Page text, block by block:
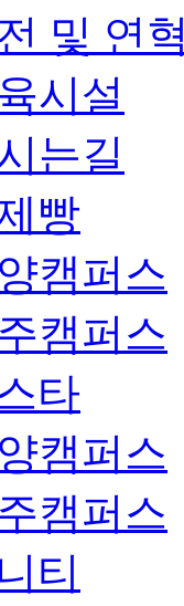
및 연혁
시설
는길
빵
캠퍼스
캠퍼스
타
캠퍼스
캠퍼스
티